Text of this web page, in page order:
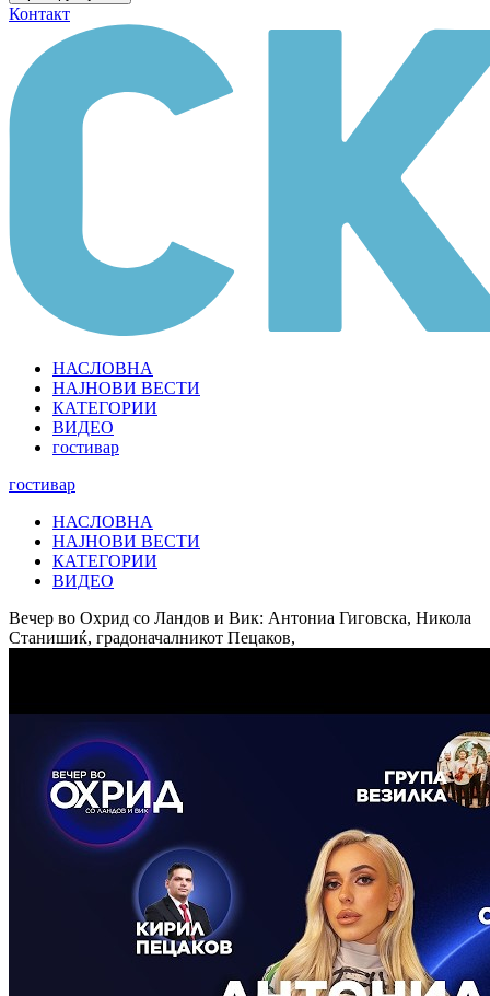
Контакт
НАСЛОВНА
НАЈНОВИ ВЕСТИ
КАТЕГОРИИ
ВИДЕО
гостивар
гостивар
НАСЛОВНА
НАЈНОВИ ВЕСТИ
КАТЕГОРИИ
ВИДЕО
Вечер во Охрид со Ландов и Вик: Антониа Гиговска, Никола
Станишиќ, градоначалникот Пецаков,